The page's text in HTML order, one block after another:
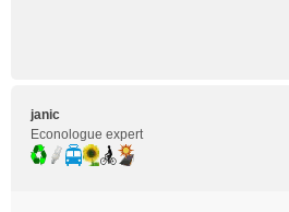
l
u
janic
Econologue expert